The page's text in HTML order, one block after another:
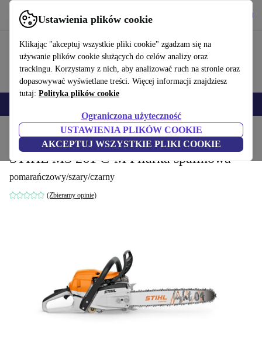
Ustawienia plików cookie
Klikając "akceptuj wszystkie pliki cookie" zgadzam się na
używanie plików cookie służących do celów analizy oraz
trackingu. Korzystamy z nich, aby analizować ruch na stronie oraz
dopasowywać wyświetlane treści. Więcej informacji znajdziesz
tutaj: Polityka plików cookie
Ograniczona użyteczność
USTAWIENIA PLIKÓW COOKIE
AKCEPTUJ WSZYSTKIE PLIKI COOKIE
Korzystaj z refurbed szybko i łatwo
Produkty Ogród
STIHL MS 261 C-M Pilarka spalinowa
pomarańczowy/szary/czarny
(Zbieramy opinie)